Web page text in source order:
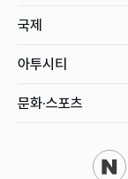
국제
아투시티
문화·스포츠